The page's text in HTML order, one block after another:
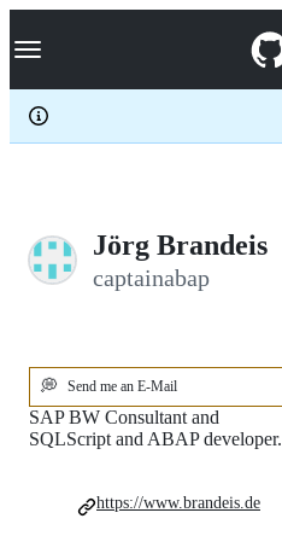
k
p
c
Navigation Menu
Jörg Brandeis
captainabap
💭 Send me an E-Mail
SAP BW Consultant and
SQLScript and ABAP developer.
https://www.brandeis.de